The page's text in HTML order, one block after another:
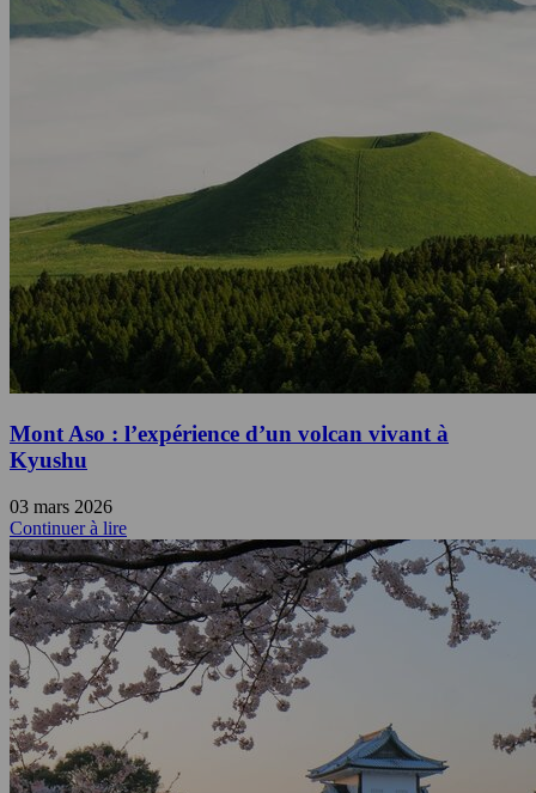
Mont Aso : l’expérience d’un volcan vivant à
Kyushu
03 mars 2026
Continuer à lire